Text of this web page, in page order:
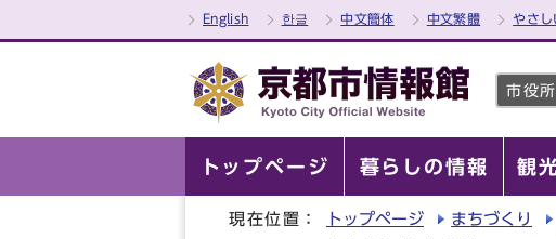
English 한글 中文簡体 中文繁體 やさし
市役
トップページ 暮らしの情報 観
現在位置： トップページ まちづくり